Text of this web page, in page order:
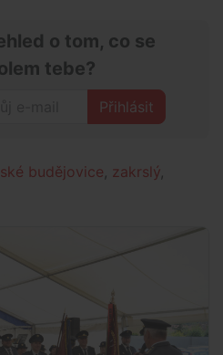
o tom, co se
tebe?
Přihlásit
budějovice, zakrslý,